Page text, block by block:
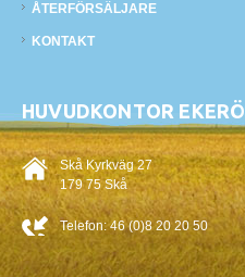
ÅTERFÖRSÄLJARE
KONTAKT
HUVUDKONTOR EKERÖ
Skå Kyrkväg 27
179 75 Skå
Telefon:46 (0)8 20 20 50